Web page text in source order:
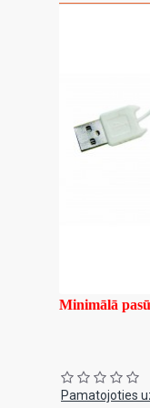
Minimālā
Pamatojoties